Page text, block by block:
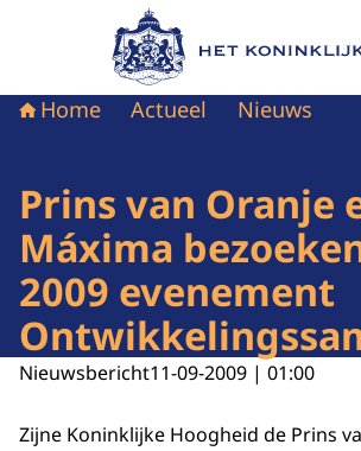
Naar de homepage van
Home Actueel Nieuws
Prins van Oranje
Máxima
2009 evenement
Nieuwsbericht11-09-2009 | 01:00
Zijne Koninklijke Hoogheid de Prins